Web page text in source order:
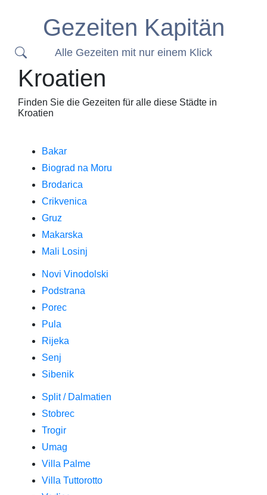
Gezeiten Kapitän
Alle Gezeiten mit nur einem Klick
Kroatien
Finden Sie die Gezeiten für alle diese Städte in
Kroatien
Bakar
Biograd na Moru
Brodarica
Crikvenica
Gruz
Makarska
Mali Losinj
Novi Vinodolski
Podstrana
Porec
Pula
Rijeka
Senj
Sibenik
Split / Dalmatien
Stobrec
Trogir
Umag
Villa Palme
Villa Tuttorotto